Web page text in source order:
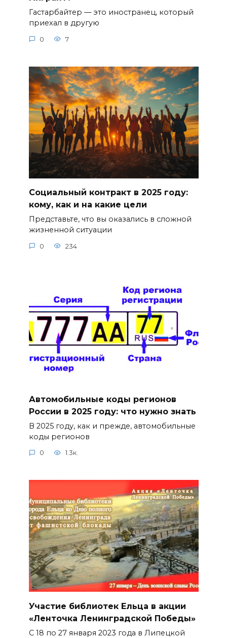
Гастарбайтер — это иностранец, который
приехал в другую
0 7
Социальный контракт в 2025 году:
кому, как и на какие цели
Представьте, что вы оказались в сложной
жизненной ситуации
0 234
Автомобильные коды регионов
России в 2025 году: что нужно знать
В 2025 году, как и прежде, автомобильные
коды регионов
0 1.3к.
Участие библиотек Ельца в акции
«Ленточка Ленинградской Победы»
С 18 по 27 января 2023 года в Липецкой